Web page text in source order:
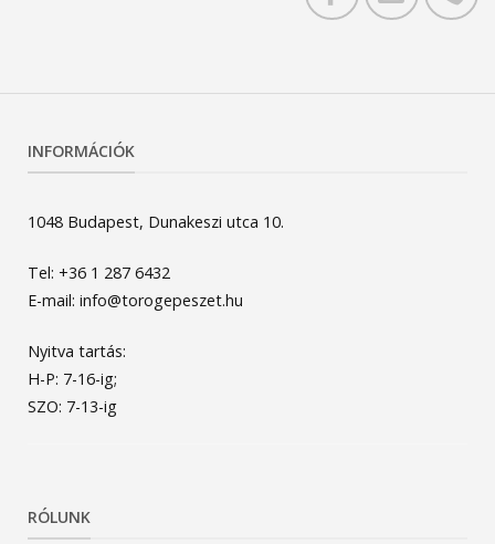
INFORMÁCIÓK
1048 Budapest, Dunakeszi utca 10.
Tel: +36 1 287 6432
E-mail: info@torogepeszet.hu
Nyitva tartás:
H-P: 7-16-ig;
SZO: 7-13-ig
RÓLUNK